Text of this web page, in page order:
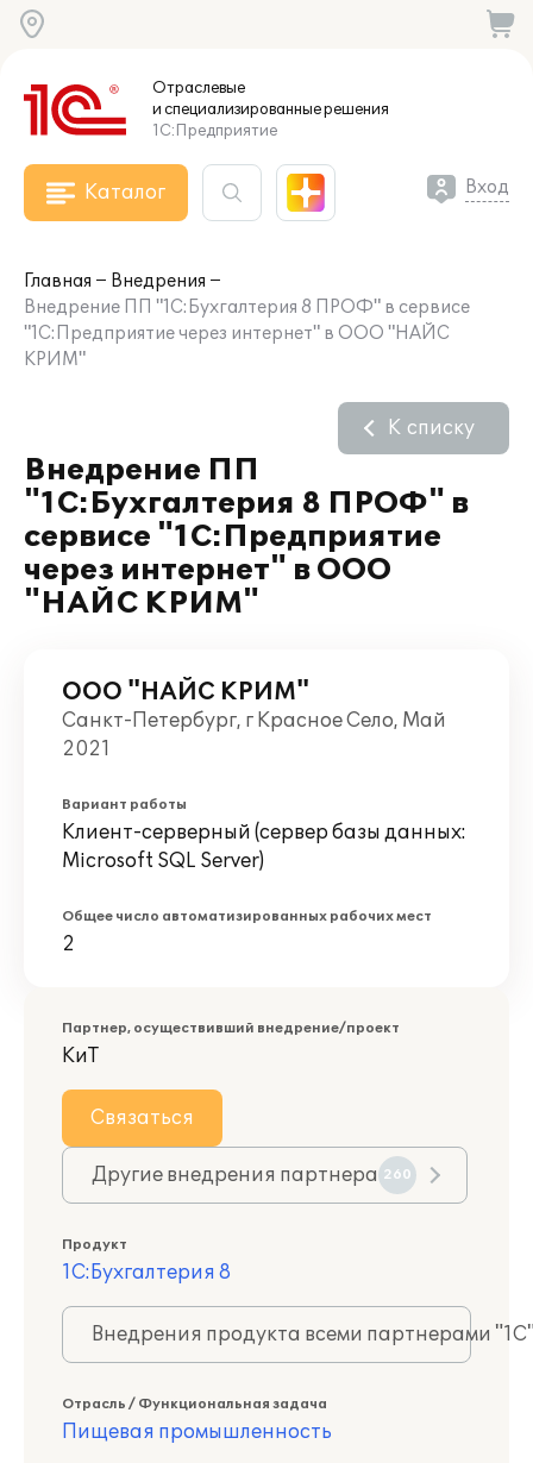
Отраслевые
и специализированныерешения
1С:Предприятие
Каталог Вход
Главная
Внедрения
Внедрение ПП "1C:Бухгалтерия 8 ПРОФ" в сервисе
"1С:Предприятие через интернет" в ООО "НАЙС
КРИМ"
Внедрение ПП
"1C:Бухгалтерия 8 ПРОФ" в
сервисе "1С:Предприятие
через интернет" в ООО
"НАЙС КРИМ"
К списку
ООО "НАЙС КРИМ"
Санкт-Петербург, г Красное Село, Май
2021
Вариант работы
Клиент-серверный (сервер базы данных:
Microsoft SQL Server)
Общее число автоматизированных рабочих мест
2
Партнер, осуществивший внедрение/проект
КиТ
Связаться
Другие внедрения партнера 260
Продукт
1С:Бухгалтерия 8
Внедрения продукта всеми партнерами
Отрасль / Функциональная задача
Пищевая промышленность